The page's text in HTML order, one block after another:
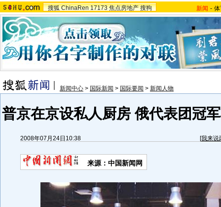
搜狐 ChinaRen 17173 焦点房地产 搜狗 新闻 -
新闻中心 > 国际新闻 > 国际要闻 > 新闻人物
普京在京设私人厨房 俄代表团冠
2008年07月24日10:38 [我来说
来源：中国新闻网